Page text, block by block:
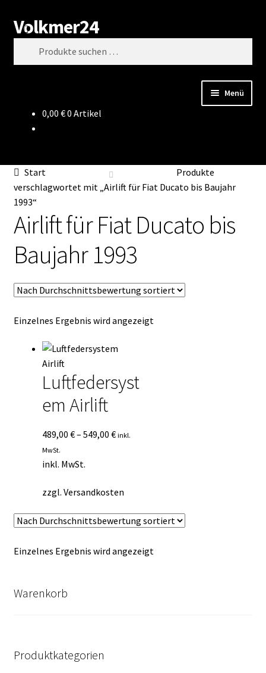
Zur
Navigation
springen
Zum
Inhalt
springen
Volkmer24
Suchen
Menü
Impressum
Datenschutz
Impressum
Mein Konto
Vertrag widerrufen
Warenkorb
0,00 €0 Artikel
Start
Produkte
verschlagwortet mit „Airlift für Fiat Ducato bis Baujahr
1993“
Airlift für Fiat Ducato bis
Baujahr 1993
Einzelnes Ergebnis wird angezeigt
Luftfedersyst
em Airlift
489,00 €– 549,00 € inkl.
MwSt.
inkl. MwSt.
zzgl. Versandkosten
Einzelnes Ergebnis wird angezeigt
Warenkorb
Produktkategorien